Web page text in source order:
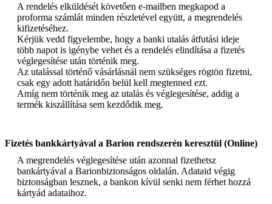
A rendelés elküldését követően e-mailben megkapod a
proforma számlát minden részletével együtt, a megrendelés
kifizetéséhez.
Kérjük vedd figyelembe, hogy a banki utalás átfutási ideje
több napot is igénybe vehet és a rendelés elindítása a fizetés
véglegesítése után történik meg.
Az utalással történő vásárlásnál nem szükséges rögtön fizetni,
csak egy adott határidőn belül kell megtenned ezt.
Amíg nem történik meg az utalás és véglegesítése, addig a
termék kiszállítása sem kezdődik meg.
Fizetés bankkártyával a Barion rendszerén keresztül (Online)
A megrendelés véglegesítése után azonnal fizethetsz
bankártyával a Barionbiztonságos oldalán. Adataid végig
biztonságban lesznek, a bankon kívül senki nem férhet hozzá
kártyád adataihoz.